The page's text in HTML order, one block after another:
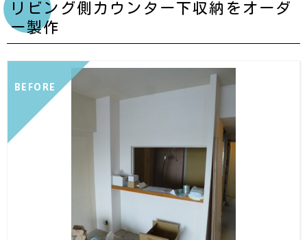
リビング側カウンター下収納をオーダ
ー製作
BEFORE